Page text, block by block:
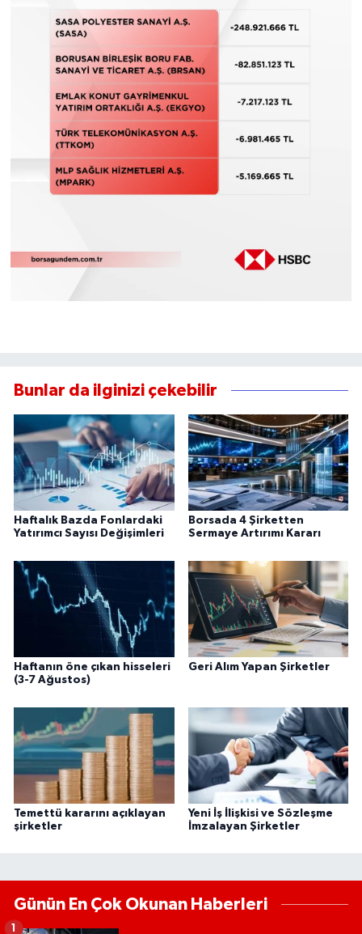
Bunlar da ilginizi çekebilir
Haftalık Bazda Fonlardaki
Yatırımcı Sayısı Değişimleri
Borsada 4 Şirketten
Sermaye Artırımı Kararı
Haftanın öne çıkan hisseleri
(3-7 Ağustos)
Geri Alım Yapan Şirketler
Temettü kararını açıklayan
şirketler
Yeni İş İlişkisi ve Sözleşme
İmzalayan Şirketler
Günün En Çok Okunan Haberleri
1